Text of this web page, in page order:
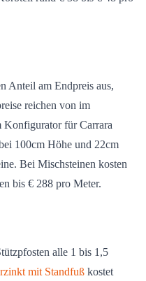
Anteil am Endpreis aus,
reichen von im
für Carrara
100cm Höhe und 22cm
Bei Mischsteinen kosten
bis € 288 pro Meter.
alle 1 bis 1,5
mit Standfuß kostet